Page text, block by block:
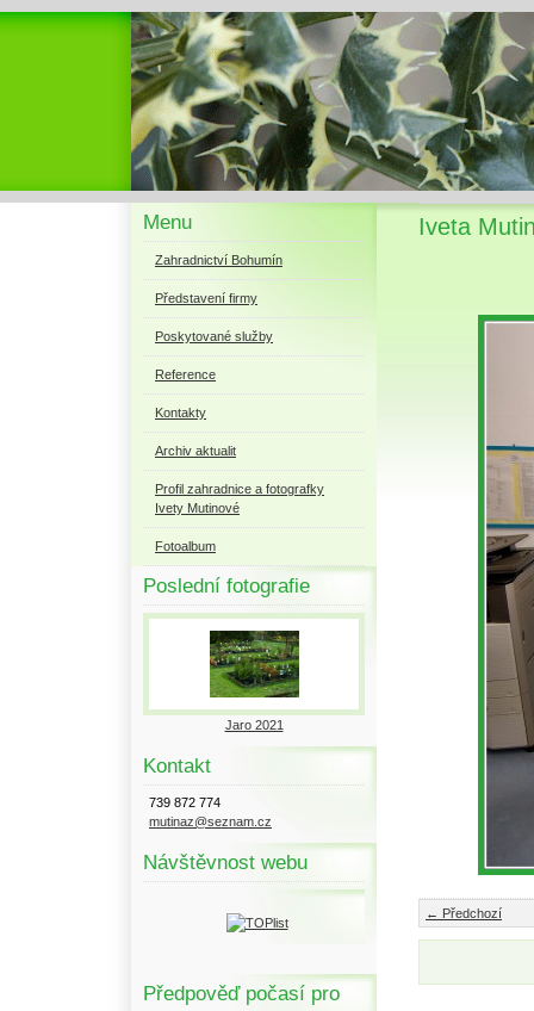
Menu
Zahradnictví Bohumín
Představení firmy
Poskytované služby
Reference
Kontakty
Archiv aktualit
Profil zahradnice a fotografky
Ivety Mutinové
Fotoalbum
Poslední fotografie
Jaro 2021
Kontakt
739 872 774
mutinaz@seznam.cz
Návštěvnost webu
Předpověď počasí pro
Iveta
← Předchozí